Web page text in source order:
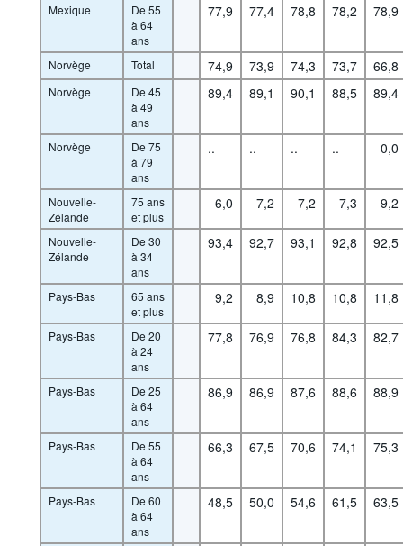
Mexique
De 55
à 64
ans
77,9 77,4 78,8 78,2 78,9
Norvège Total 74,9 73,9 74,3 73,7 66,8
Norvège
De 45
à 49
ans
89,4 89,1 90,1 88,5 89,4
Norvège
De 75
à 79
ans
.. .. .. .. 0,0
Nouvelle-
Zélande
75 ans
et plus
6,0 7,2 7,2 7,3 9,2
Nouvelle-
Zélande
De 30
à 34
ans
93,4 92,7 93,1 92,8 92,5
Pays-Bas
65 ans
et plus
9,2 8,9 10,8 10,8 11,8
Pays-Bas
De 20
à 24
ans
77,8 76,9 76,8 84,3 82,7
Pays-Bas
De 25
à 64
ans
86,9 86,9 87,6 88,6 88,9
Pays-Bas
De 55
à 64
ans
66,3 67,5 70,6 74,1 75,3
Pays-Bas
De 60
à 64
ans
48,5 50,0 54,6 61,5 63,5